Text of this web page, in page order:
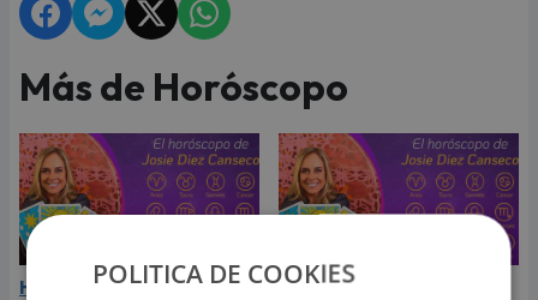
Más de Horóscopo
Horóscopo de Josie Diez
Horóscopo de Josie Diez
POLITICA DE COOKIES